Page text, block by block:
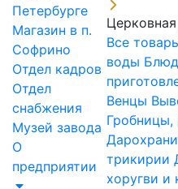
Петербурге
Магазин в п.
Софрино
Отдел кадров
Отдел
снабжения
Музей завода
О
предприятии
Все
воды
Венцы
Гробницы,
трикирии
хоругви и